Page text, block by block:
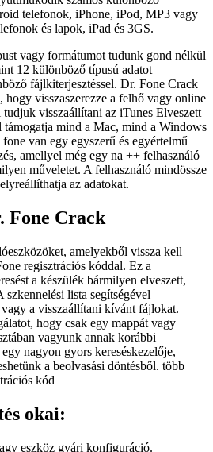
telefonok, iPhone, iPod, MP3 vagy
és lapok, iPad és 3GS.
vagy formátumot tudunk gond nélkül
12 különböző típusú adatot
fájlkiterjesztéssel. Dr. Fone Crack
hogy visszaszerezze a felhő vagy online
visszaállítani az iTunes Elveszett
mind a Mac, mind a Windows
van egy egyszerű és egyértelmű
amellyel még egy na ++ felhasználó
műveletet. A felhasználó mindössze
az adatokat.
Fone Crack
amelyekből vissza kell
regisztrációs kóddal. Ez a
a készülék bármilyen elveszett,
lista segítségével
a visszaállítani kívánt fájlokat.
hogy csak egy mappát vagy
vagyunk annak korábbi
nagyon gyors kereséskezelője,
a beolvasási döntésből. több
kód
okai:
eszköz gyári konfiguráció.